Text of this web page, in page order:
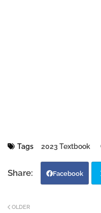
Tags 2023 Textbook
Facebook
OLDER